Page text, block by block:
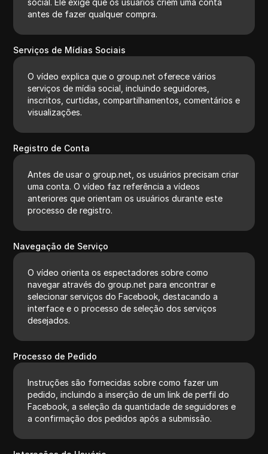
antes de fazer qualquer compra.
Serviços de Mídias Sociais
O vídeo explica que o group.net oferece vários
serviços de mídia social, incluindo seguidores,
inscritos, curtidas, compartilhamentos, comentários e
visualizações.
Registro de Conta
Antes de usar o group.net, os usuários precisam criar
uma conta. O vídeo faz referência a vídeos
anteriores que orientam os usuários durante este
processo de registro.
Navegação de Serviço
O vídeo orienta os espectadores sobre como
navegar através do group.net para encontrar e
selecionar serviços do Facebook, destacando a
interface e o processo de seleção dos serviços
desejados.
Processo de Pedido
Instruções são fornecidas sobre como fazer um
pedido, incluindo a inserção de um link de perfil do
Facebook, a seleção da quantidade de seguidores e
a confirmação dos pedidos após a submissão.